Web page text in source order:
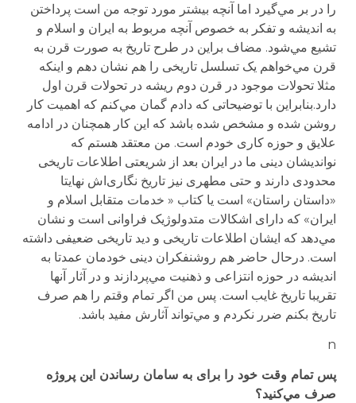
را در بر مي‌گیرد اما آنچه بیشتر مورد توجه من است پرداختن
به اندیشه و تفکر به خصوص آنچه مربوط به ایران و اسلام و
تشیع مي‌شود. مضاف براین در طرح تاریخ به صورت قرن به
قرن مي‌خواهم یک تسلسل تاریخی را هم نشان دهم و اینکه
مثلا تحولات موجود در قرن دوم ریشه در تحولات قرن اول
دارد.بنابراین با توضیحاتی که دادم گمان مي‌کنم که اهمیت کار
روشن شده و مشخص شده باشد که این کار همچنان در ادامه
علایق و حوزه کاری خودم است. من معتقد هستم که
نواندیشان دینی ما در ایران بعد از شریعتی اطلاعات تاریخی
محدودی دارند و حتی مطهری نیز تاریخ نگاری‌اش نهایتا
«داستان راستان» است یا کتاب « خدمات متقابل اسلام و
ایران» که دارای اشکالات متدولوژیک فراوانی است و نشان
مي‌دهد که ایشان اطلاعات تاریخی و دید تاریخی ضعیفی داشته
است. درحال حاضر هم روشنفکران دینی خودمان عمدتا به
اندیشه در حوزه انتزاعی و ذهنیت مي‌پردازند و در آثار آنها
تقریبا تاریخ غایب است. پس من اگر تمام وقتم را هم صرف
تاریخ بکنم ضرر نکردم و مي‌تواند آثارش مفید باشد.
n
پس تمام وقت خود را برای به سامان رساندن این پروژه
صرف مي‌کنید؟